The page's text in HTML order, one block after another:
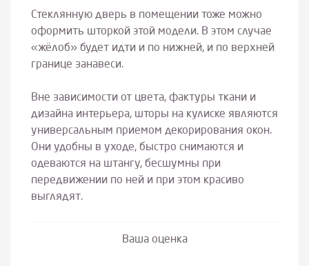
Стеклянную дверь в помещении тоже можно
оформить шторкой этой модели. В этом случае
«жёлоб» будет идти и по нижней, и по верхней
границе занавеси.
Вне зависимости от цвета, фактуры ткани и
дизайна интерьера, шторы на кулиске являются
универсальным приемом декорирования окон.
Они удобны в уходе, быстро снимаются и
одеваются на штангу, бесшумны при
передвижении по ней и при этом красиво
выглядят.
Ваша оценка